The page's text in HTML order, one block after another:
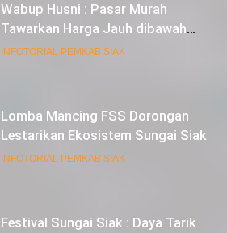
Wabup Husni : Pasar Murah
Tawarkan Harga Jauh dibawah
Pasar Tradisional
INFOTORIAL PEMKAB SIAK
Lomba Mancing FSS Dorongan
Lestarikan Ekosistem Sungai Siak
INFOTORIAL PEMKAB SIAK
Festival Sungai Siak : Daya Tarik